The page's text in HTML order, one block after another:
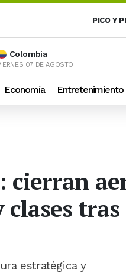
PICO Y
Colombia
07 DE AGOSTO
Economía Entretenimiento
cierran
estratégica y